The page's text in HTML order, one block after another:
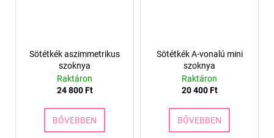
Sötétkék aszimmetrikus
szoknya
Raktáron
24 800 Ft
BŐVEBBEN
Sötétkék A-vonalú mini
szoknya
Raktáron
20 400 Ft
BŐVEBBEN